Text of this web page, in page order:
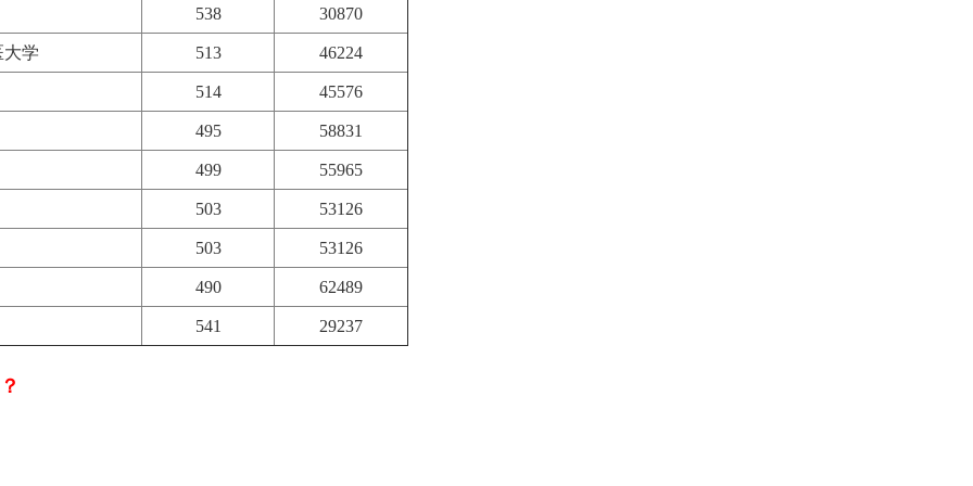
538 30870
学 513 46224
514 45576
495 58831
499 55965
503 53126
503 53126
490 62489
541 29237